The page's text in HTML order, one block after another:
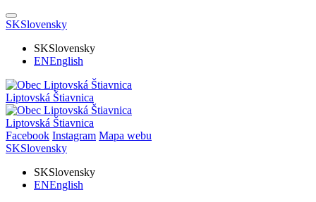
SKSlovensky
SKSlovensky
ENEnglish
Liptovská Štiavnica
Liptovská Štiavnica
Facebook Instagram Mapa webu
SKSlovensky
SKSlovensky
ENEnglish